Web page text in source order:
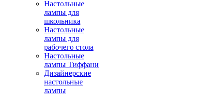
Настольные
лампы для
школьника
Настольные
лампы для
рабочего стола
Настольные
лампы Тиффани
Дизайнерские
настольные
лампы